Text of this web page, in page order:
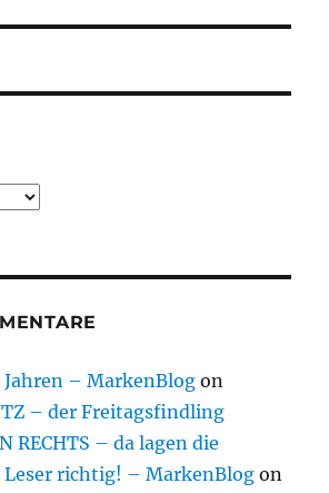
Jahren – MarkenBlog on
– der Freitagsfindling
RECHTS – da lagen die
richtig! – MarkenBlog on